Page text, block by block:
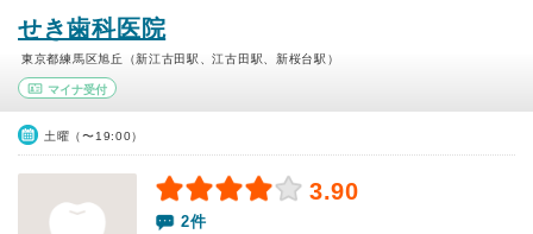
せき歯科医院
東京都練馬区旭丘（新江古田駅、江古田駅、新桜台駅）
マイナ受付
土曜（〜19:00）
3.90
2件